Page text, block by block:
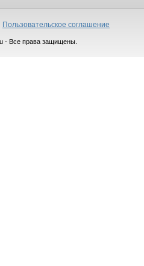
Пользовательское соглашение
- Все права защищены.